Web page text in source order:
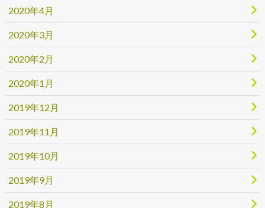
2020年4月
2020年3月
2020年2月
2020年1月
2019年12月
2019年11月
2019年10月
2019年9月
2019年8月